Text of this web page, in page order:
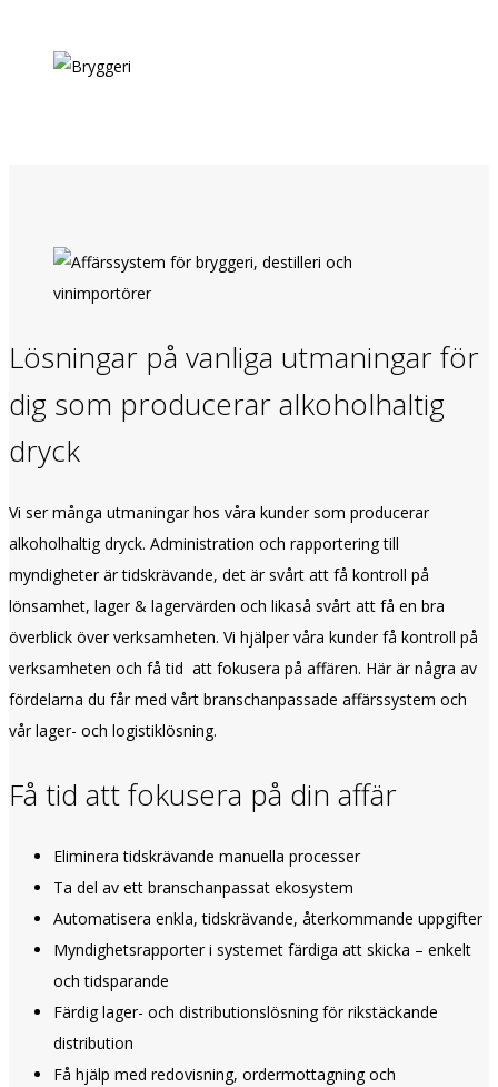
Lösningar på vanliga utmaningar för
dig som producerar alkoholhaltig
dryck
Vi ser många utmaningar hos våra kunder som producerar
alkoholhaltig dryck. Administration och rapportering till
myndigheter är tidskrävande, det är svårt att få kontroll på
lönsamhet, lager & lagervärden och likaså svårt att få en bra
överblick över verksamheten. Vi hjälper våra kunder få kontroll på
verksamheten och få tid att fokusera på affären. Här är några av
fördelarna du får med vårt branschanpassade affärssystem och
vår lager- och logistiklösning.
Få tid att fokusera på din affär
Eliminera tidskrävande manuella processer
Ta del av ett branschanpassat ekosystem
Automatisera enkla, tidskrävande, återkommande uppgifter
Myndighetsrapporter i systemet färdiga att skicka – enkelt
och tidsparande
Färdig lager- och distributionslösning för rikstäckande
distribution
Få hjälp med redovisning, ordermottagning och